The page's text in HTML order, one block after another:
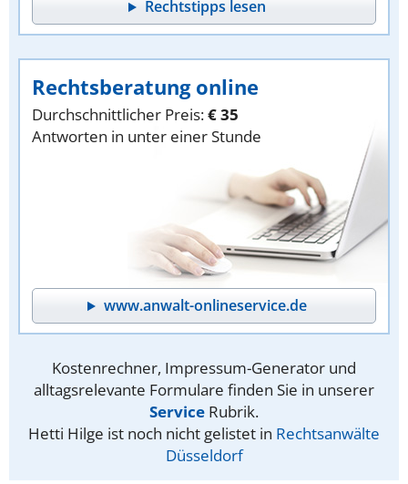
Rechtstipps lesen
Rechtsberatung online
Durchschnittlicher Preis:€ 35
Antworten in unter einer Stunde
www.anwalt-onlineservice.de
Kostenrechner, Impressum-Generator und
alltagsrelevante Formulare finden Sie in unserer
Service Rubrik.
Hetti Hilge ist noch nicht gelistet in Rechtsanwälte
Düsseldorf